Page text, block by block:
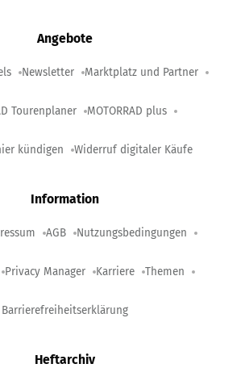
Angebote
Newsletter Marktplatz und Partner
Tourenplaner MOTORRAD plus
kündigen Widerruf digitaler Käufe
Information
AGB Nutzungsbedingungen
Privacy Manager Karriere Themen
Barrierefreiheitserklärung
Heftarchiv